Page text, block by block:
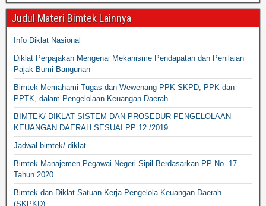
Judul Materi Bimtek Lainnya
Info Diklat Nasional
Diklat Perpajakan Mengenai Mekanisme Pendapatan dan Penilaian
Pajak Bumi Bangunan
Bimtek Memahami Tugas dan Wewenang PPK-SKPD, PPK dan
PPTK, dalam Pengelolaan Keuangan Daerah
BIMTEK/ DIKLAT SISTEM DAN PROSEDUR PENGELOLAAN
KEUANGAN DAERAH SESUAI PP 12 /2019
Jadwal bimtek/ diklat
Bimtek Manajemen Pegawai Negeri Sipil Berdasarkan PP No. 17
Tahun 2020
Bimtek dan Diklat Satuan Kerja Pengelola Keuangan Daerah
(SKPKD)